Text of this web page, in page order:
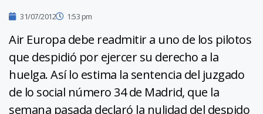
31/07/2012 1:53 pm
Air Europa debe readmitir a uno de los pilotos
que despidió por ejercer su derecho a la
huelga. Así lo estima la sentencia del juzgado
de lo social número 34 de Madrid, que la
semana pasada declaró la nulidad del despido